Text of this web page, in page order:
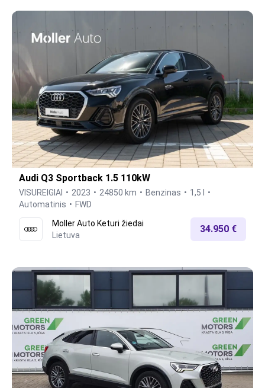
Audi Q3 Sportback 1.5 110kW
VISUREIGIAI 2023 24850 km Benzinas
1,5 l
Automatinis
FWD
Moller Auto Keturi žiedai
Lietuva
34.950 €